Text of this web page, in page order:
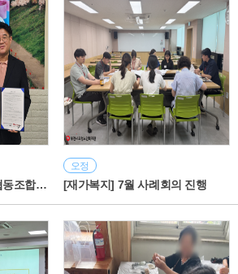
'아름다운 내일' 사회적협동조합 업무협약식 진행
오정
[재가복지] 7월 사례회의 진행